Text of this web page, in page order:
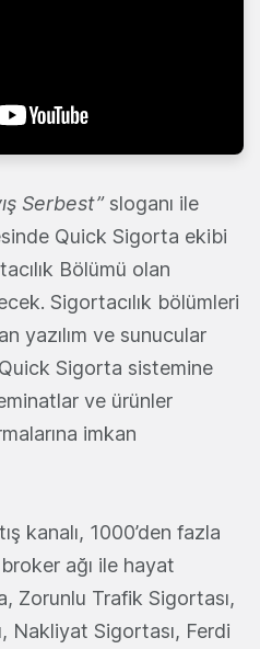
Serbest”sloganı ile
Quick Sigorta ekibi
Bölümü olan
Sigortacılık bölümleri
yazılım ve sunucular
Sigorta sistemine
ve ürünler
imkan
kanalı, 1000’den fazla
ağı ile hayat
Zorunlu Trafik Sigortası,
Nakliyat Sigortası, Ferdi